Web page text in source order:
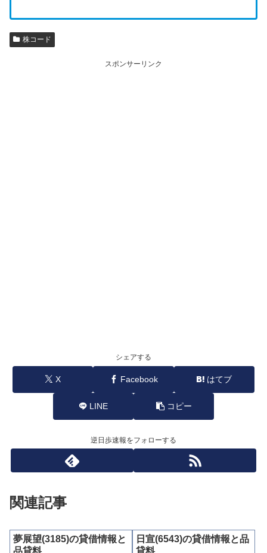
株コード
スポンサーリンク
シェアする
X Facebook はてブ
LINE コピー
逆日歩速報をフォローする
関連記事
夢展望(3185)の貸借情報と
品貸料
日宣(6543)の貸借情報と品
貸料